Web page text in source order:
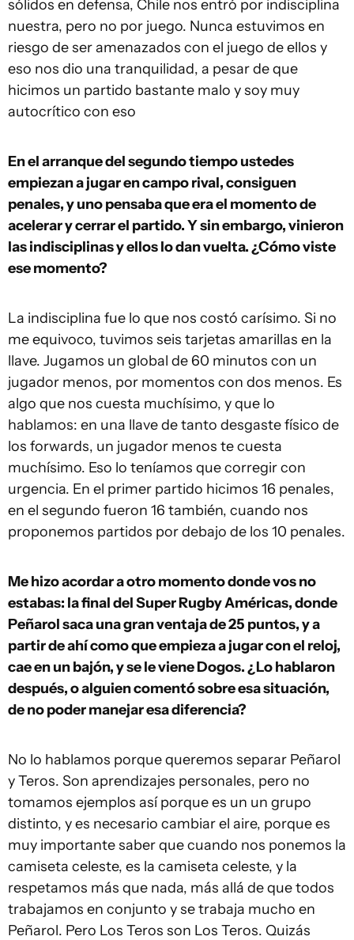
sólidos en defensa, Chile nos entró por indisciplina
nuestra, pero no por juego. Nunca estuvimos en
riesgo de ser amenazados con el juego de ellos y
eso nos dio una tranquilidad, a pesar de que
hicimos un partido bastante malo y soy muy
autocrítico con eso
En el arranque del segundo tiempo ustedes
empiezan a jugar en campo rival, consiguen
penales, y uno pensaba que era el momento de
acelerar y cerrar el partido. Y sin embargo, vinieron
las indisciplinas y ellos lo dan vuelta. ¿Cómo viste
ese momento?
La indisciplina fue lo que nos costó carísimo. Si no
me equivoco, tuvimos seis tarjetas amarillas en la
llave. Jugamos un global de 60 minutos con un
jugador menos, por momentos con dos menos. Es
algo que nos cuesta muchísimo, y que lo
hablamos: en una llave de tanto desgaste físico de
los forwards, un jugador menos te cuesta
muchísimo. Eso lo teníamos que corregir con
urgencia. En el primer partido hicimos 16 penales,
en el segundo fueron 16 también, cuando nos
proponemos partidos por debajo de los 10 penales.
Me hizo acordar a otro momento donde vos no
estabas: la final del Super Rugby Américas, donde
Peñarol saca una gran ventaja de 25 puntos, y a
partir de ahí como que empieza a jugar con el reloj,
cae en un bajón, y se le viene Dogos. ¿Lo hablaron
después, o alguien comentó sobre esa situación,
de no poder manejar esa diferencia?
No lo hablamos porque queremos separar Peñarol
y Teros. Son aprendizajes personales, pero no
tomamos ejemplos así porque es un un grupo
distinto, y es necesario cambiar el aire, porque es
muy importante saber que cuando nos ponemos la
camiseta celeste, es la camiseta celeste, y la
respetamos más que nada, más allá de que todos
trabajamos en conjunto y se trabaja mucho en
Peñarol. Pero Los Teros son Los Teros. Quizás